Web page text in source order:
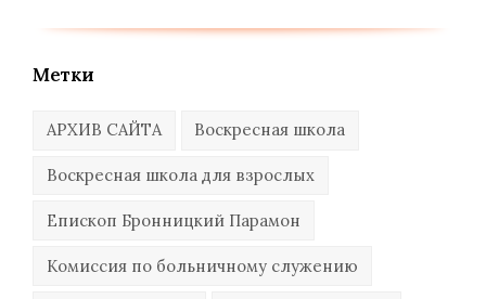
Метки
АРХИВ САЙТА Воскресная школа
Воскресная школа для взрослых
Епископ Бронницкий Парамон
Комиссия по больничному служению